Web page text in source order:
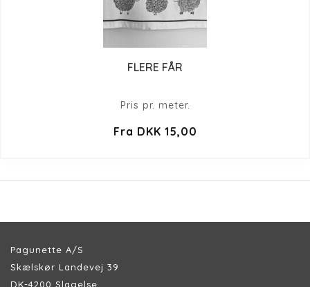
FLERE FÅR
Pris pr. meter.
Fra DKK 15,00
Pagunette A/S
Skælskør Landevej 39
DK-4200 Slagelse